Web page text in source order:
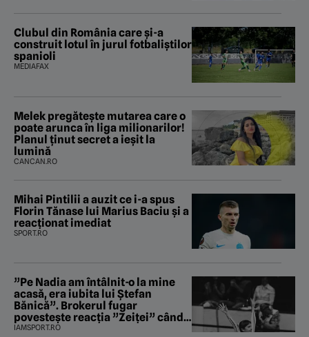
Clubul din România care și-a
construit lotul în jurul fotbaliștilor
spanioli
MEDIAFAX
Melek pregătește mutarea care o
poate arunca în liga milionarilor!
Planul ținut secret a ieșit la
lumină
CANCAN.RO
Mihai Pintilii a auzit ce i-a spus
Florin Tănase lui Marius Baciu și a
reacționat imediat
SPORT.RO
”Pe Nadia am întâlnit-o la mine
acasă, era iubita lui Ștefan
Bănică”. Brokerul fugar
povestește reacția ”Zeiței” când
i-a intrat în baie
IAMSPORT.RO